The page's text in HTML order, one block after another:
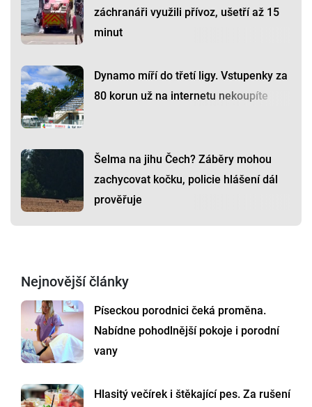
záchranáři využili přívoz, ušetří až 15
minut
Dynamo míří do třetí ligy. Vstupenky za
80 korun už na internetu nekoupíte
Šelma na jihu Čech? Záběry mohou
zachycovat kočku, policie hlášení dál
prověřuje
Nejnovější články
Píseckou porodnici čeká proměna.
Nabídne pohodlnější pokoje i porodní
vany
Hlasitý večírek i štěkající pes. Za rušení